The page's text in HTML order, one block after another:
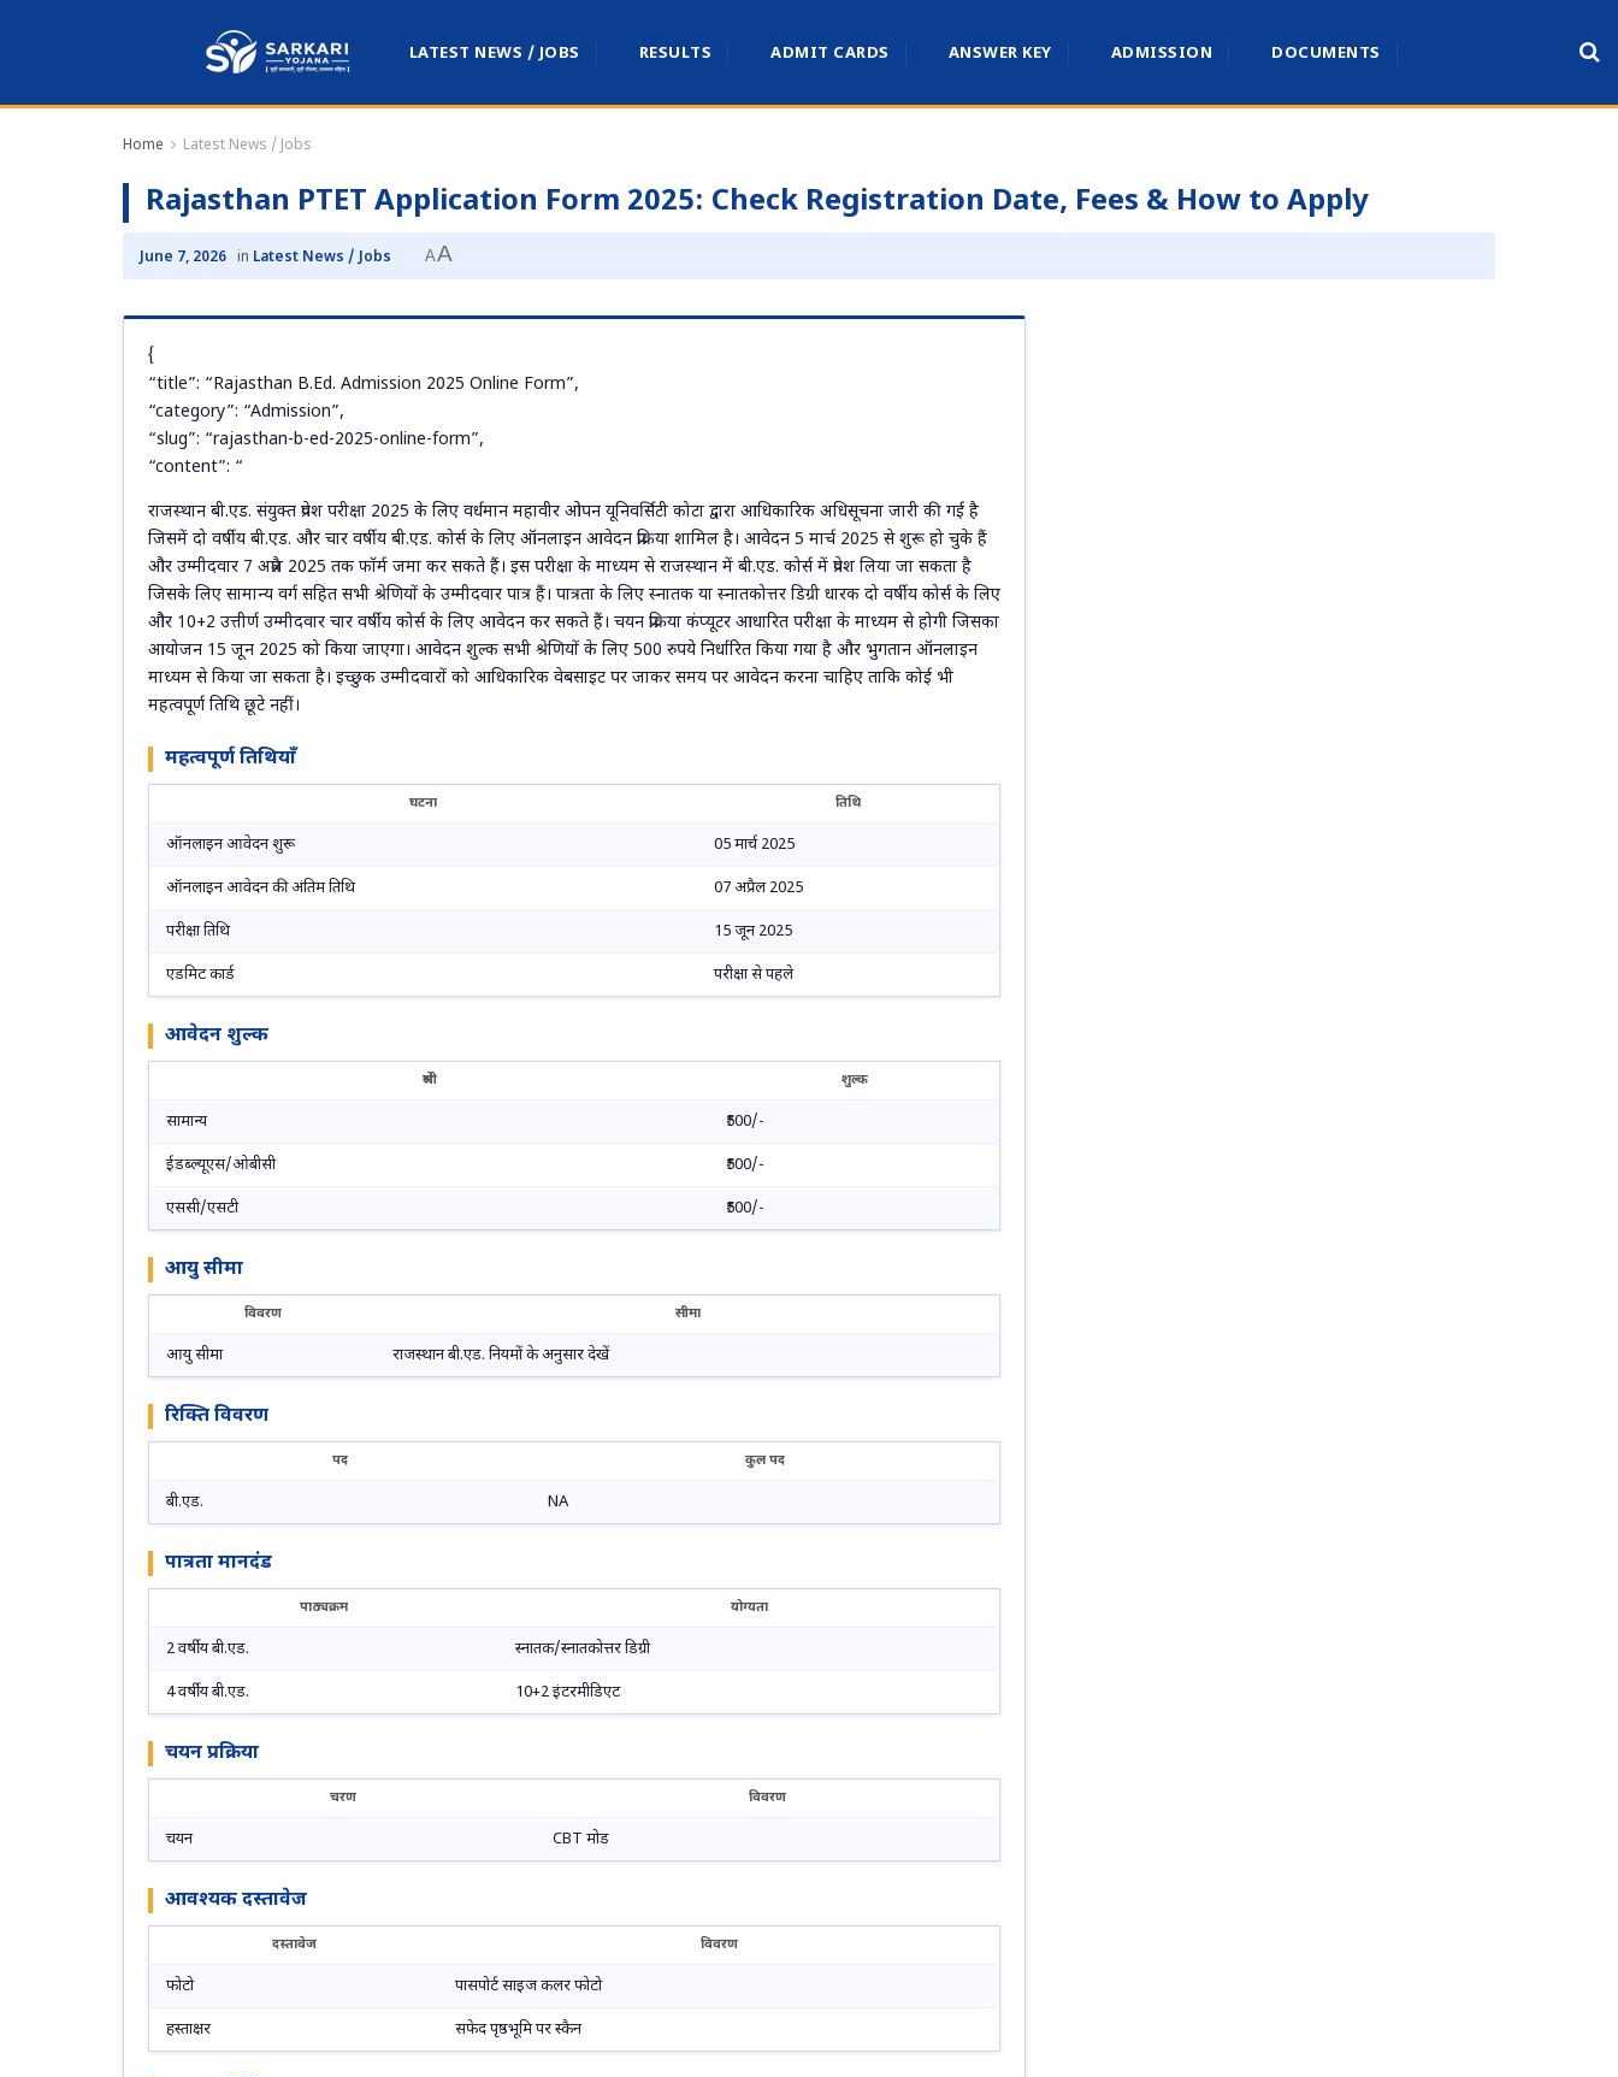
LATEST NEWS / JOBS RESULTS ADMIT CARDS ANSWER KEY ADMISSION DOCUMENTS
Home Latest News / Jobs
Rajasthan PTET Application Form 2025: Check Registration Date, Fees & How to Apply
June 7, 2026 in Latest News / Jobs AA
{
“title”: “Rajasthan B.Ed. Admission 2025 Online Form”,
“category”: “Admission”,
“slug”: “rajasthan-b-ed-2025-online-form”,
“content”: “
राजस्थान बी.एड. संयुक्त प्रवेश परीक्षा 2025 के लिए वर्धमान महावीर ओपन यूनिवर्सिटी कोटा द्वारा आधिकारिक अधिसूचना जारी की गई है
जिसमें दो वर्षीय बी.एड. और चार वर्षीय बी.एड. कोर्स के लिए ऑनलाइन आवेदन प्रक्रिया शामिल है। आवेदन 5 मार्च 2025 से शुरू हो चुके हैं
और उम्मीदवार 7 अप्रैल 2025 तक फॉर्म जमा कर सकते हैं। इस परीक्षा के माध्यम से राजस्थान में बी.एड. कोर्स में प्रवेश लिया जा सकता है
जिसके लिए सामान्य वर्ग सहित सभी श्रेणियों के उम्मीदवार पात्र हैं। पात्रता के लिए स्नातक या स्नातकोत्तर डिग्री धारक दो वर्षीय कोर्स के लिए
और 10+2 उत्तीर्ण उम्मीदवार चार वर्षीय कोर्स के लिए आवेदन कर सकते हैं। चयन प्रक्रिया कंप्यूटर आधारित परीक्षा के माध्यम से होगी जिसका
आयोजन 15 जून 2025 को किया जाएगा। आवेदन शुल्क सभी श्रेणियों के लिए 500 रुपये निर्धारित किया गया है और भुगतान ऑनलाइन
माध्यम से किया जा सकता है। इच्छुक उम्मीदवारों को आधिकारिक वेबसाइट पर जाकर समय पर आवेदन करना चाहिए ताकि कोई भी
महत्वपूर्ण तिथि छूटे नहीं।
महत्वपूर्ण तिथियाँ
घटना तिथि
ऑनलाइन आवेदन शुरू 05 मार्च 2025
ऑनलाइन आवेदन की अंतिम तिथि 07 अप्रैल 2025
परीक्षा तिथि 15 जून 2025
एडमिट कार्ड परीक्षा से पहले
आवेदन शुल्क
श्रेणी शुल्क
सामान्य ₹500/-
ईडब्ल्यूएस/ओबीसी ₹500/-
एससी/एसटी ₹500/-
आयु सीमा
विवरण सीमा
आयु सीमा राजस्थान बी.एड. नियमों के अनुसार देखें
रिक्ति विवरण
पद कुल पद
बी.एड. NA
पात्रता मानदंड
पाठ्यक्रम योग्यता
2 वर्षीय बी.एड. स्नातक/स्नातकोत्तर डिग्री
4 वर्षीय बी.एड. 10+2 इंटरमीडिएट
चयन प्रक्रिया
चरण विवरण
चयन CBT मोड
आवश्यक दस्तावेज
दस्तावेज विवरण
फोटो पासपोर्ट साइज कलर फोटो
हस्ताक्षर सफेद पृष्ठभूमि पर स्कैन